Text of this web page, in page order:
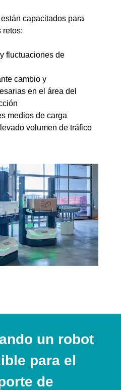
capacitados para
retos:
fluctuaciones de
cambio y
en el área del
medios de carga
volumen de tráfico
un robot
para el
de